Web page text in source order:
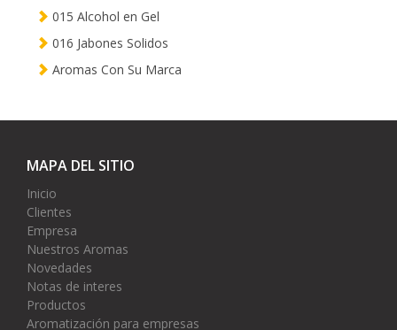
015 Alcohol en Gel
016 Jabones Solidos
Aromas Con Su Marca
MAPA DEL SITIO
Inicio
Clientes
Empresa
Nuestros Aromas
Novedades
Notas de interes
Productos
Aromatización para empresas